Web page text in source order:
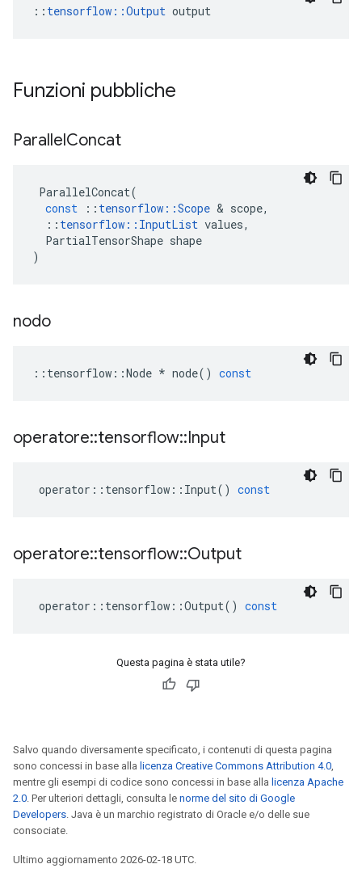
:: tensorflow::Output output
Funzioni pubbliche
ParallelConcat
ParallelConcat(
const
:: tensorflow ::Scope & scope,
:: tensorflow :: InputList values,
PartialTensorShape shape
)
nodo
:: tensorflow ::Node * node() const
operatore::tensorflow::Input
operator :: tensorflow :: Input() const
operatore::tensorflow::Output
operator :: tensorflow ::Output() const
Questa pagina è stata utile?
Salvo quando diversamente specificato, i contenuti di questa pagina
sono concessi in base alla licenza Creative Commons Attribution 4.0,
mentre gli esempi di codice sono concessi in base alla licenza Apache
2.0. Per ulteriori dettagli, consulta le norme del sito di Google
Developers. Java è un marchio registrato di Oracle e/o delle sue
consociate.
Ultimo aggiornamento 2026-02-18 UTC.